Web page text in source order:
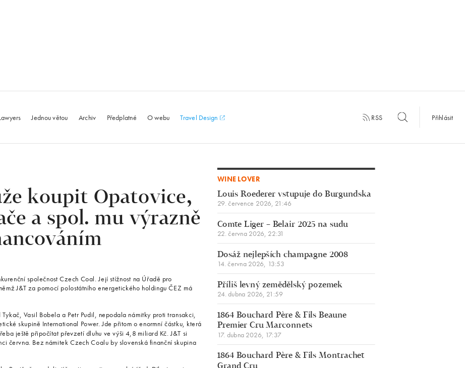
Jednou větou Archiv Předplatné O webu Travel Design RSS Přihlásit
koupit Opatovice,
a spol. mu výrazně
společnost Czech Coal. Její stížnost na Úřadě pro
J&T za pomocí polostátního energetického holdingu ČEZ má
Vasil Bobela a Petr Pudil, nepodala námitky proti transakci,
skupině International Power. Jde přitom o enormní částku, která
ještě připočítat převzetí dluhu ve výši 4,8 miliard Kč. J&T si
června. Bez námitek Czech Coalu by slovenská finanční skupina
WINE LOVER
Louis Roederer vstupuje do Burgundska
29. července 2026, 21:46
Comte Liger – Belair 2025 na sudu
22. června 2026, 22:31
Dosáž nejlepších champagne 2008
14. června 2026, 13:53
Příliš levný zemědělský pozemek
24. dubna 2026, 21:59
1864 Bouchard Père & Fils Beaune
Premier Cru Marconnets
17. dubna 2026, 17:37
1864 Bouchard Père & Fils Montrachet